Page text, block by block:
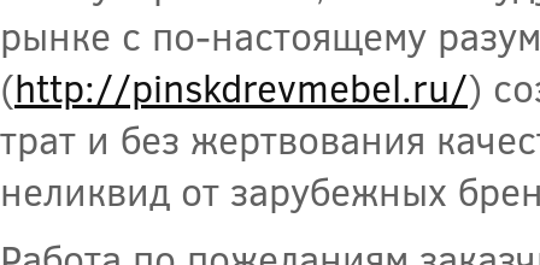
рынке с по-настоящему
(http://pinskdrevmebel.ru/)
трат и без жертвования
неликвид от зарубежных